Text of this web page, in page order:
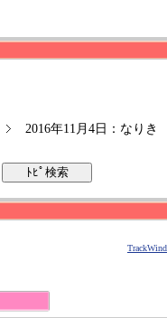
2016年11月4日：なりき
TrackWind